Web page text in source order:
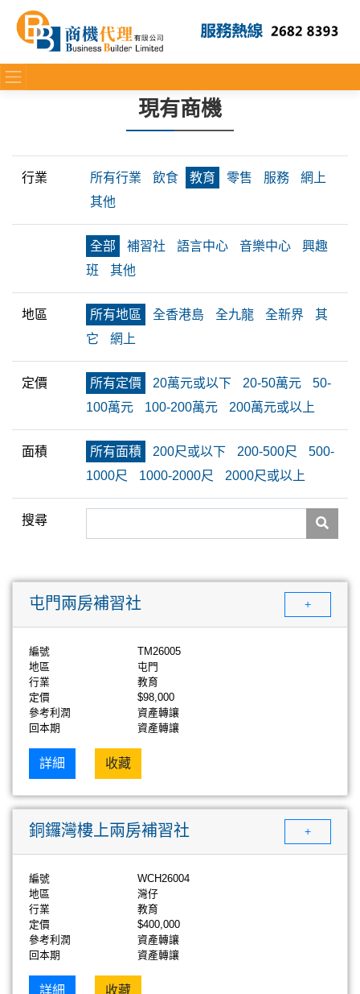
現有商機
行業 所有行業 飲食 教育 零售 服務
網上
其他
全部 補習社 語言中心 音樂中心
興趣
班
其他
地區 所有地區 全香港島 全九龍 全新界
其
它
網上
定價 所有定價 20萬元或以下 20-50萬元
50-
100萬元
100-200萬元 200萬元或以上
面積 所有面積 200尺或以下 200-500尺
500-
1000尺
1000-2000尺 2000尺或以上
搜尋
屯門兩房補習社 +
編號
TM26005
地區
屯門
行業
教育
定價
$98,000
參考利潤
資產轉讓
回本期
資產轉讓
詳細 收藏
銅鑼灣樓上兩房補習社 +
編號
WCH26004
地區
灣仔
行業
教育
定價
$400,000
參考利潤
資產轉讓
回本期
資產轉讓
詳細 收藏